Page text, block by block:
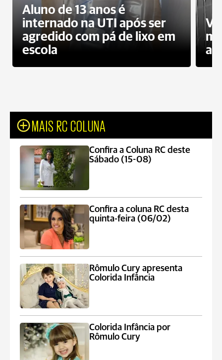
Aluno de 13 anos é
internado na UTI após ser
agredido com pá de lixo em
escola
a
MAIS RC COLUNA
Confira a Coluna RC deste
Sábado (15-08)
Confira a coluna RC desta
quinta-feira (06/02)
Rômulo Cury apresenta
Colorida Infância
Colorida Infância por
Rômulo Cury